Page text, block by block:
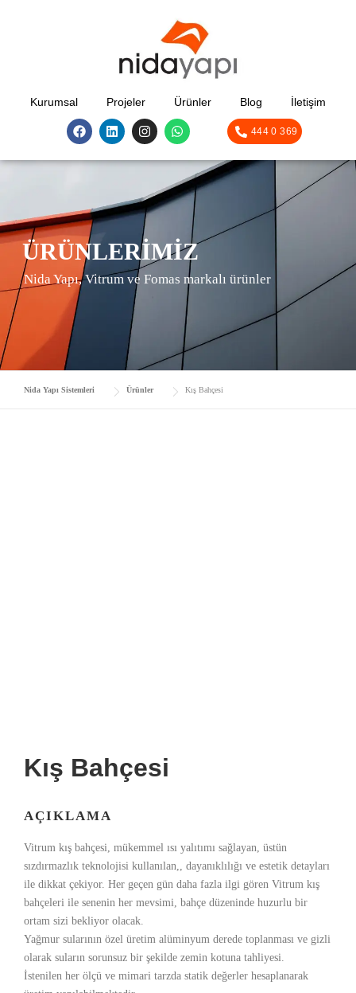
Kurumsal Projeler Ürünler Blog İletişim
444 0 369
ÜRÜNLERIMIZ
Nida Yapı, Vitrum ve Fomas markalı ürünler
Nida Yapı Sistemleri Ürünler Kış Bahçesi
Kış Bahçesi
AÇIKLAMA
Vitrum kış bahçesi, mükemmel ısı yalıtımı sağlayan, üstün
sızdırmazlık teknolojisi kullanılan,, dayanıklılığı ve estetik detayları
ile dikkat çekiyor. Her geçen gün daha fazla ilgi gören Vitrum kış
bahçeleri ile senenin her mevsimi, bahçe düzeninde huzurlu bir
ortam sizi bekliyor olacak.
Yağmur sularının özel üretim alüminyum derede toplanması ve gizli
olarak suların sorunsuz bir şekilde zemin kotuna tahliyesi.
İstenilen her ölçü ve mimari tarzda statik değerler hesaplanarak